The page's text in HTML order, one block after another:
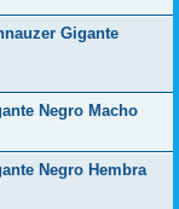
Gigante
Negro Macho
Negro Hembra